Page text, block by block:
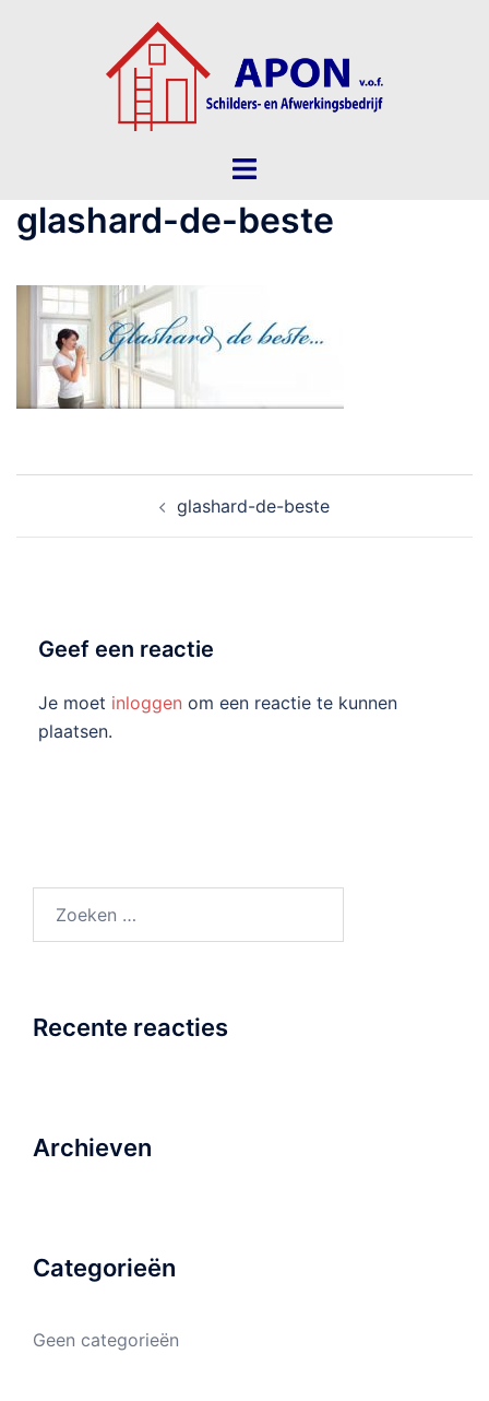
Toggle
glashard-de-beste
glashard-de-beste
Geef een reactie
Je moet inloggen om een reactie te kunnen
plaatsen.
Recente reacties
Archieven
Categorieën
Geen categorieën